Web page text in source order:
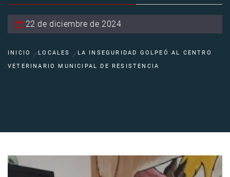
22 de diciembre de 2024
INICIO LOCALES
LA INSEGURIDAD GOLPEÓ AL CENTRO
VETERINARIO MUNICIPAL DE RESISTENCIA